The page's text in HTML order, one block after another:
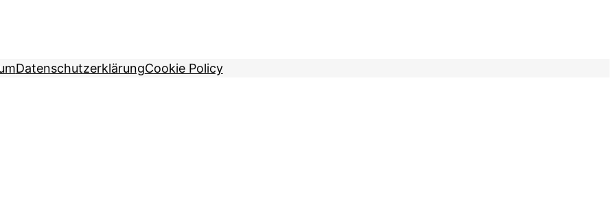
DatenschutzerklärungCookie Policy